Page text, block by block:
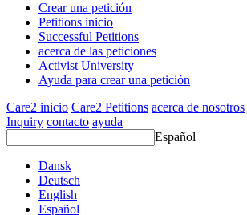
Crear una petición
Petitions inicio
Successful Petitions
acerca de las peticiones
Activist University
Ayuda para crear una petición
Care2 inicio Care2 Petitions acerca de nosotros
Inquiry contacto ayuda
Español
Dansk
Deutsch
English
Español